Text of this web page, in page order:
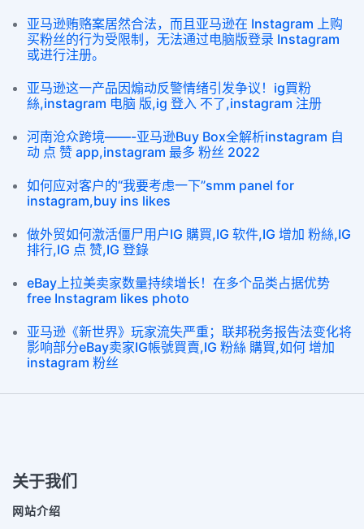
亚马逊贿赂案居然合法，而且亚马逊在 Instagram 上购
买粉丝的行为受限制，无法通过电脑版登录 Instagram
或进行注册。
亚马逊这一产品因煽动反警情绪引发争议！ig買粉
絲,instagram 电脑 版,ig 登入 不了,instagram 注册
河南沧众跨境——-亚马逊Buy Box全解析instagram 自
动 点 赞 app,instagram 最多 粉丝 2022
如何应对客户的“我要考虑一下”smm panel for
instagram,buy ins likes
做外贸如何激活僵尸用户IG 購買,IG 软件,IG 增加 粉絲,IG
排行,IG 点 赞,IG 登錄
eBay上拉美卖家数量持续增长！在多个品类占据优势
free Instagram likes photo
亚马逊《新世界》玩家流失严重；联邦税务报告法变化将
影响部分eBay卖家IG帳號買賣,IG 粉絲 購買,如何 增加
instagram 粉丝
关于我们
网站介绍